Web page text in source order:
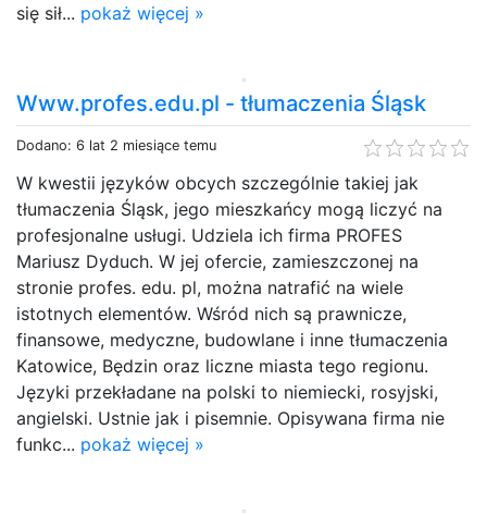
się sił... pokaż więcej »
Www.profes.edu.pl - tłumaczenia Śląsk
Dodano: 6 lat 2 miesiące temu
W kwestii języków obcych szczególnie takiej jak
tłumaczenia Śląsk, jego mieszkańcy mogą liczyć na
profesjonalne usługi. Udziela ich firma PROFES
Mariusz Dyduch. W jej ofercie, zamieszczonej na
stronie profes. edu. pl, można natrafić na wiele
istotnych elementów. Wśród nich są prawnicze,
finansowe, medyczne, budowlane i inne tłumaczenia
Katowice, Będzin oraz liczne miasta tego regionu.
Języki przekładane na polski to niemiecki, rosyjski,
angielski. Ustnie jak i pisemnie. Opisywana firma nie
funkc... pokaż więcej »